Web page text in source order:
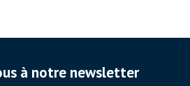
à notre newsletter